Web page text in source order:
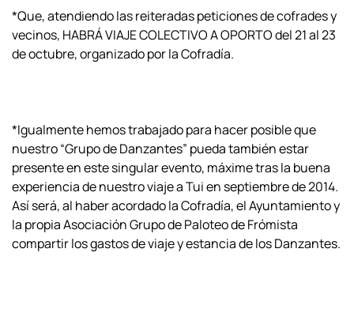
*Que, atendiendo las reiteradas peticiones de cofrades y
vecinos, HABRÁ VIAJE COLECTIVO A OPORTO del 21 al 23
de octubre, organizado por la Cofradía.
*Igualmente hemos trabajado para hacer posible que
nuestro “Grupo de Danzantes” pueda también estar
presente en este singular evento, máxime tras la buena
experiencia de nuestro viaje a Tui en septiembre de 2014.
Así será, al haber acordado la Cofradía, el Ayuntamiento y
la propia Asociación Grupo de Paloteo de Frómista
compartir los gastos de viaje y estancia de los Danzantes.